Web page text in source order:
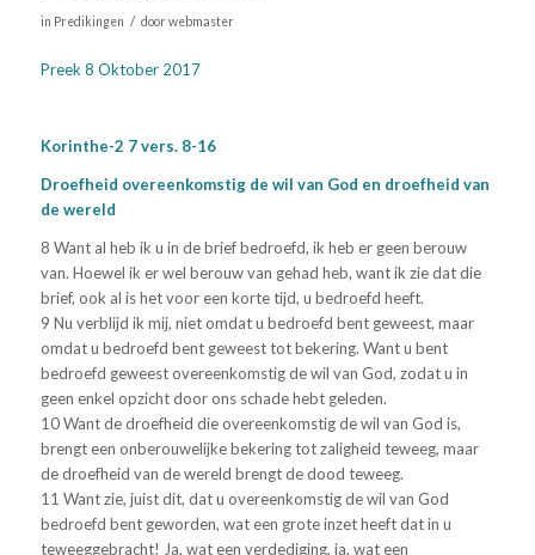
in Predikingen / doorwebmaster
Preek 8 Oktober 2017
Korinthe-2 7 vers. 8-16
Droefheid overeenkomstig de wil van God en droefheid van
de wereld
8 Want al heb ik u in de brief bedroefd, ik heb er geen berouw
van. Hoewel ik er wel berouw van gehad heb, want ik zie dat die
brief, ook al is het voor een korte tijd, u bedroefd heeft.
9 Nu verblijd ik mij, niet omdat u bedroefd bent geweest, maar
omdat u bedroefd bent geweest tot bekering. Want u bent
bedroefd geweest overeenkomstig de wil van God, zodat u in
geen enkel opzicht door ons schade hebt geleden.
10 Want de droefheid die overeenkomstig de wil van God is,
brengt een onberouwelijke bekering tot zaligheid teweeg, maar
de droefheid van de wereld brengt de dood teweeg.
11 Want zie, juist dit, dat u overeenkomstig de wil van God
bedroefd bent geworden, wat een grote inzet heeft dat in u
teweeggebracht! Ja, wat een verdediging, ja, wat een